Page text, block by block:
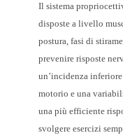
Il sistema
disposte a livello
postura, fasi di
prevenire risposte
un’incidenza
motorio e una
una più efficiente
svolgere esercizi